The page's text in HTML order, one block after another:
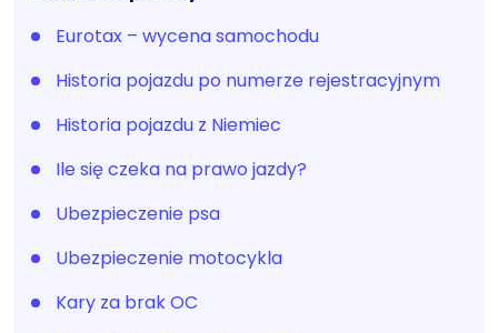
Eurotax – wycena samochodu
Historia pojazdu po numerze rejestracyjnym
Historia pojazdu z Niemiec
Ile się czeka na prawo jazdy?
Ubezpieczenie psa
Ubezpieczenie motocykla
Kary za brak OC